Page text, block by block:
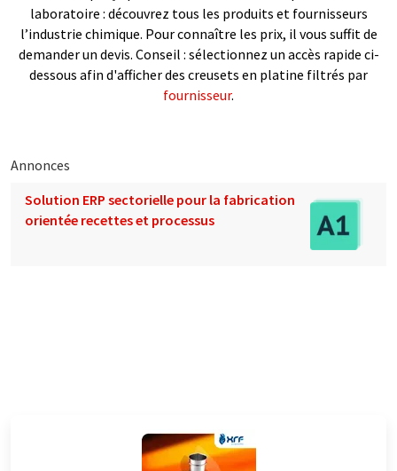
laboratoire : découvrez tous les produits et fournisseurs
l’industrie chimique. Pour connaître les prix, il vous suffit de
demander un devis. Conseil : sélectionnez un accès rapide ci-
dessous afin d'afficher des creusets en platine filtrés par
fournisseur.
Annonces
Solution ERP sectorielle pour la fabrication
orientée recettes et processus